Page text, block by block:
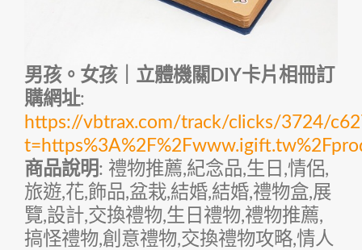
男孩。女孩｜立體機關DIY卡片相冊訂
購網址:
https://vbtrax.com/track/clicks/3724/
商品說明: 禮物推薦,紀念品,生日,情侶,
旅遊,花,飾品,盆栽,結婚,結婚,禮物盒,展
覽,設計,交換禮物,生日禮物,禮物推薦,
搞怪禮物,創意禮物,交換禮物攻略,情人